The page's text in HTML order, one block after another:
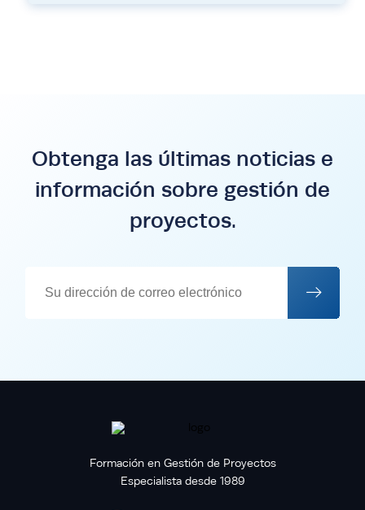
Obtenga las últimas noticias e
información sobre gestión de
proyectos.
Formación en Gestión de Proyectos
Especialista desde 1989